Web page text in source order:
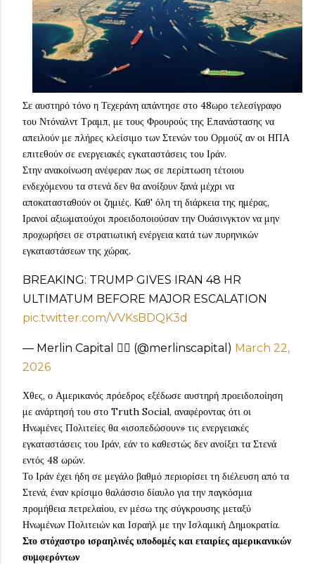
Σε αυστηρό τόνο η Τεχεράνη απάντησε στο 48ωρο τελεσίγραφο
του Ντόναλντ Τραμπ, με τους Φρουρούς της Επανάστασης να
απειλούν με πλήρες κλείσιμο των Στενών του Ορμούζ αν οι ΗΠΑ
επιτεθούν σε ενεργειακές εγκαταστάσεις του Ιράν.
Στην ανακοίνωση ανέφεραν πως σε περίπτωση τέτοιου
ενδεχόμενου τα στενά δεν θα ανοίξουν ξανά μέχρι να
αποκατασταθούν οι ζημιές. Καθ' όλη τη διάρκεια της ημέρας,
Ιρανοί αξιωματούχοι προειδοποιούσαν την Ουάσινγκτον να μην
προχωρήσει σε στρατιωτική ενέργεια κατά των πυρηνικών
εγκαταστάσεων της χώρας.
BREAKING: TRUMP GIVES IRAN 48 HR
ULTIMATUM BEFORE MAJOR ESCALATION
pic.twitter.com/VVKsBDQK3d
— Merlin Capital 🧙‍♂️ (@merlinscapital) March 22,
2026
Χθες, ο Αμερικανός πρόεδρος εξέδωσε αυστηρή προειδοποίηση
με ανάρτησή του στο Truth Social, αναφέροντας ότι οι
Ηνωμένες Πολιτείες θα «ισοπεδώσουν» τις ενεργειακές
εγκαταστάσεις του Ιράν, εάν το καθεστώς δεν ανοίξει τα Στενά
εντός 48 ωρών.
Το Ιράν έχει ήδη σε μεγάλο βαθμό περιορίσει τη διέλευση από τα
Στενά, έναν κρίσιμο θαλάσσιο δίαυλο για την παγκόσμια
προμήθεια πετρελαίου, εν μέσω της σύγκρουσης μεταξύ
Ηνωμένων Πολιτειών και Ισραήλ με την Ισλαμική Δημοκρατία.
Στο στόχαστρο ισραηλινές υποδομές και εταιρίες αμερικανικών
συμφερόντων